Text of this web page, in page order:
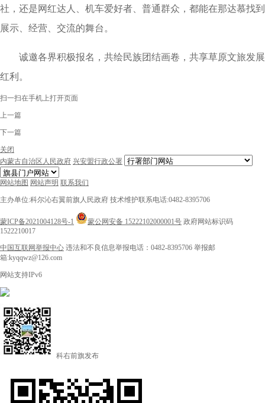
社，还是网红达人、机车爱好者、普通群众，都能在那达慕找到
展示、经营、交流的舞台。
诚邀各界积极报名，共绘民族团结画卷，共享草原文旅发展
红利。
扫一扫在手机上打开页面
上一篇
下一篇
关闭
内蒙古自治区人民政府 兴安盟行政公署
网站地图 网站声明 联系我们
主办单位:科尔沁右翼前旗人民政府 技术维护联系电话:0482-8395706
蒙ICP备2021004128号-1 蒙公网安备 15222102000001号 政府网站标识码
1522210017
中国互联网举报中心 违法和不良信息举报电话：0482-8395706 举报邮
箱:kyqqwz@126.com
网站支持IPv6
科右前旗发布